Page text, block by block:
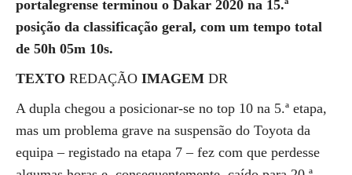
portalegrense terminou o Dakar 2020 na 15.ª
posição da classificação geral, com um tempo total
de 50h 05m 10s.
TEXTO REDAÇÃO IMAGEM DR
A dupla chegou a posicionar-se no top 10 na 5.ª etapa,
mas um problema grave na suspensão do Toyota da
equipa – registado na etapa 7 – fez com que perdesse